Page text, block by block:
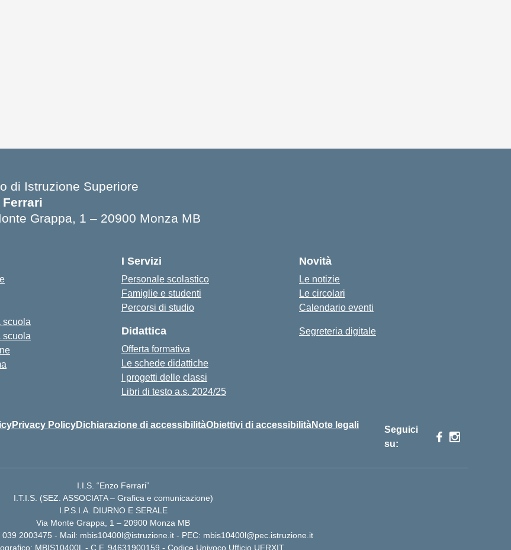
di Istruzione Superiore
Ferrari
Grappa, 1 – 20900 Monza MB
scuola
scuola
I Servizi
Personale scolastico
Famiglie e studenti
Percorsi di studio
Didattica
Offerta formativa
Le schede didattiche
I progetti delle classi
Libri di testo a.s. 2024/25
Novità
Le notizie
Le circolari
Calendario eventi
Segreteria digitale
Privacy PolicyDichiarazione di accessibilitàObiettivi di accessibilitàNote legali
Seguici
su:
I.I.S. “Enzo Ferrari”
I.T.I.S. (SEZ. ASSOCIATA – Grafica e comunicazione)
I.P.S.I.A. DIURNO E SERALE
Via Monte Grappa, 1 – 20900 Monza MB
2003475 - Mail: mbis10400l@istruzione.it - PEC: mbis10400l@pec.istruzione.it
MBIS10400L - C.F. 94631900159 - Codice Univoco Ufficio UFRXIT